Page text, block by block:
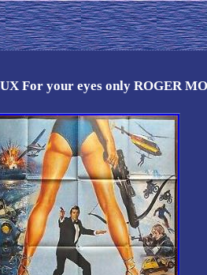
For your eyes only ROGER